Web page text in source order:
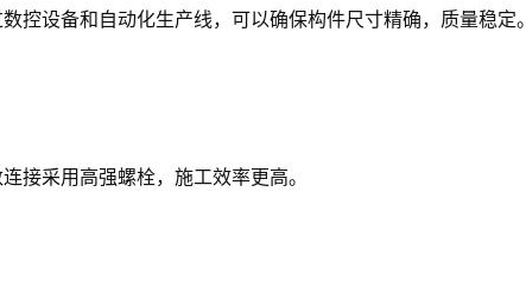
控设备和自动化生产线，可以确保构件尺寸精确，质量稳定。
接采用高强螺栓，施工效率更高。